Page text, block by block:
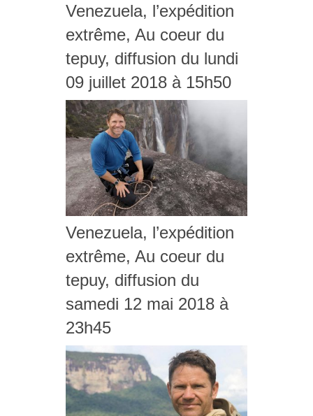
Venezuela, l’expédition
extrême, Au coeur du
tepuy, diffusion du lundi
09 juillet 2018 à 15h50
Venezuela, l’expédition
extrême, Au coeur du
tepuy, diffusion du
samedi 12 mai 2018 à
23h45